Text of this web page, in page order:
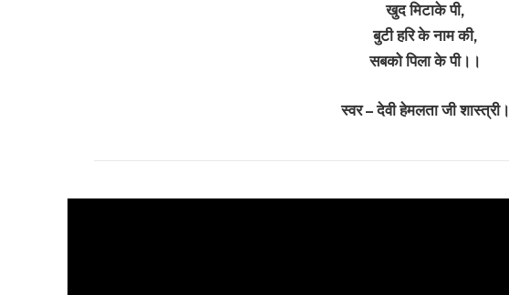
खुद मिटाके पी,
बुटी हरि के नाम की,
सबको पिला के पी।।
स्वर – देवी हेमलता जी शास्त्री।